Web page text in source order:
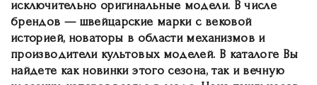
исключительно оригинальные модели. В числе
брендов — швейцарские марки с вековой
историей, новаторы в области механизмов и
производители культовых моделей. В каталоге Вы
найдете как новинки этого сезона, так и вечную